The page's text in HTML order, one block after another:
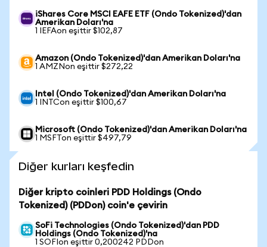
iShares Core MSCI EAFE ETF (Ondo Tokenized)'dan
Amerikan Doları'na
1 IEFAon eşittir $102,87
Amazon (Ondo Tokenized)'dan Amerikan Doları'na
1 AMZNon eşittir $272,22
Intel (Ondo Tokenized)'dan Amerikan Doları'na
1 INTCon eşittir $100,67
Microsoft (Ondo Tokenized)'dan Amerikan Doları'na
1 MSFTon eşittir $497,79
Diğer kurları keşfedin
Diğer kripto coinleri PDD Holdings (Ondo
Tokenized) (PDDon) coin'e çevirin
SoFi Technologies (Ondo Tokenized)'dan PDD
Holdings (Ondo Tokenized)'na
1 SOFIon eşittir 0,200242 PDDon